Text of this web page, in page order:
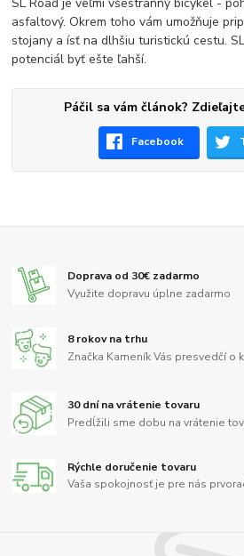
SL Road je veľmi všestranný bicykel -
asfaltový. Okrem toho vám umožňuje
stojany a ísť na dlhšiu turistickú cestu.
potenciál byť ešte ľahší.
Páčil sa vám článok?
Facebook
Doprava od 30€ zadarmo
Využite dopravu úplne zadarmo
8 rokov na trhu
Značka Kameník Vás presvedčí o
30 dní na vrátenie tovaru
Predĺžili sme dobu na vrátenie
Rýchle doručenie tovaru
Vaša spokojnosť je pre nás